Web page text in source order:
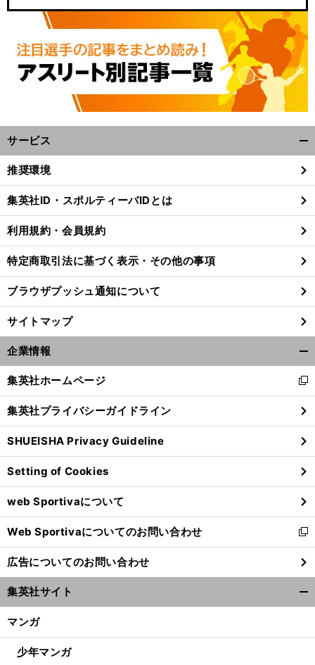
【
M
LB 】
大谷翔平の特別な存在感
NBAマイケル ・
ジョーダンと同列で語られる日本人アスリートが登場するなんて .
.
.
.
.
.
サービス
閉
る
推奨環境
集英社ID・スポルティーバIDとは
利用規約・会員規約
特定商取引法に基づく表示・その他の事項
ブラウザプッシュ通知について
サイトマップ
企業情報
閉
る
集英社ホームページ
新
し
い
ウ
ィ
ン
ド
ウ
で
開
く
集英社プライバシーガイドライン
SHUEISHA Privacy Guideline
Setting of Cookies
web Sportivaについて
Web Sportivaについてのお問い合わせ
新
し
い
ウ
ィ
ン
ウ
広告についてのお問い合わせ
集英社サイト
マンガ
少年マンガ